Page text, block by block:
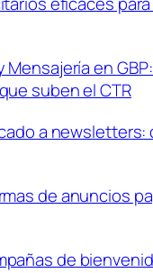
en
suben el CTR
a newsletters:
de anuncios
de